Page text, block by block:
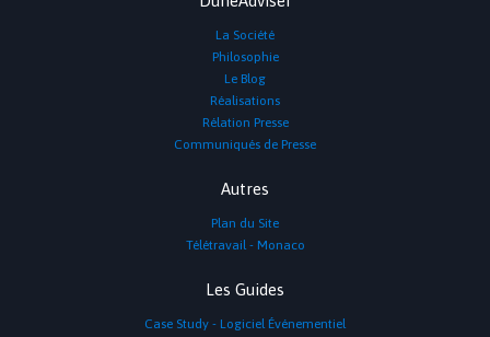
La Société
Philosophie
Le Blog
Réalisations
Rélation Presse
Communiqués de Presse
Autres
Plan du Site
Télétravail - Monaco
Les Guides
Case Study - Logiciel Événementiel